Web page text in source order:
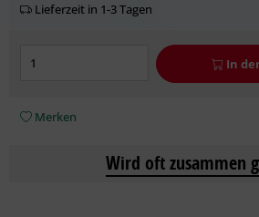
Lieferzeit in 1-3 Tagen
In
Merken
Wird oft zusammen